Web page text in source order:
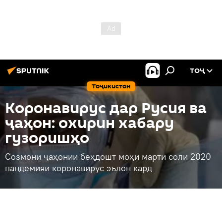
Тоҷикистон
ТОҶ
Коронавирус дар Русия ва
ҷаҳон: охирин хабару
гузоришҳо
Созмони ҷаҳонии беҳдошт моҳи марти соли 2020
пандемияи коронавирус эълон кард